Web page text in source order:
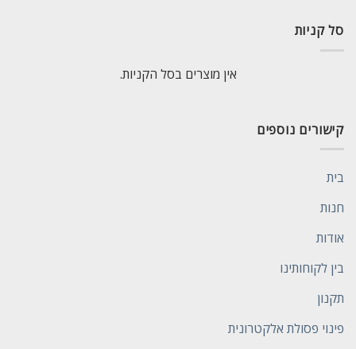
סל קניות
אין מוצרים בסל הקניות.
קישורים נוספים
בית
חנות
אודות
בין לקוחותינו
תקנון
פינוי פסולת אלקטרונית